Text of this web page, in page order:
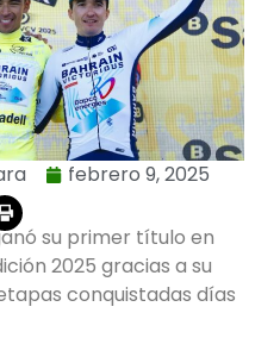
febrero 9, 2025
su primer título en
2025 gracias a su
conquistadas días